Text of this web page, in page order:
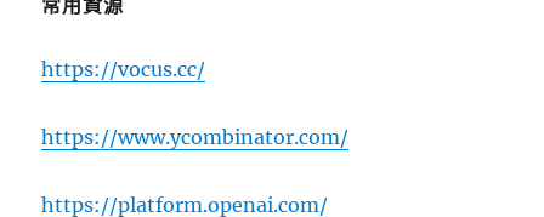
常用資源
https://vocus.cc/
https://www.ycombinator.com/
https://platform.openai.com/